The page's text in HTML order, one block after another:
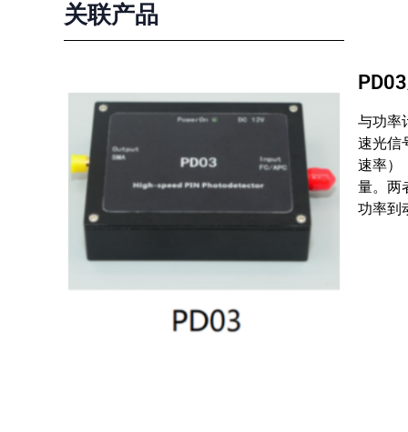
关联产品
与功率
速光信
速率）
量。两
功率到